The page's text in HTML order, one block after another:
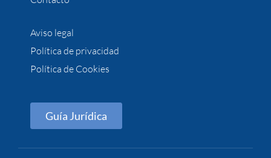
Aviso legal
Política de privacidad
Política de Cookies
Guía Jurídica